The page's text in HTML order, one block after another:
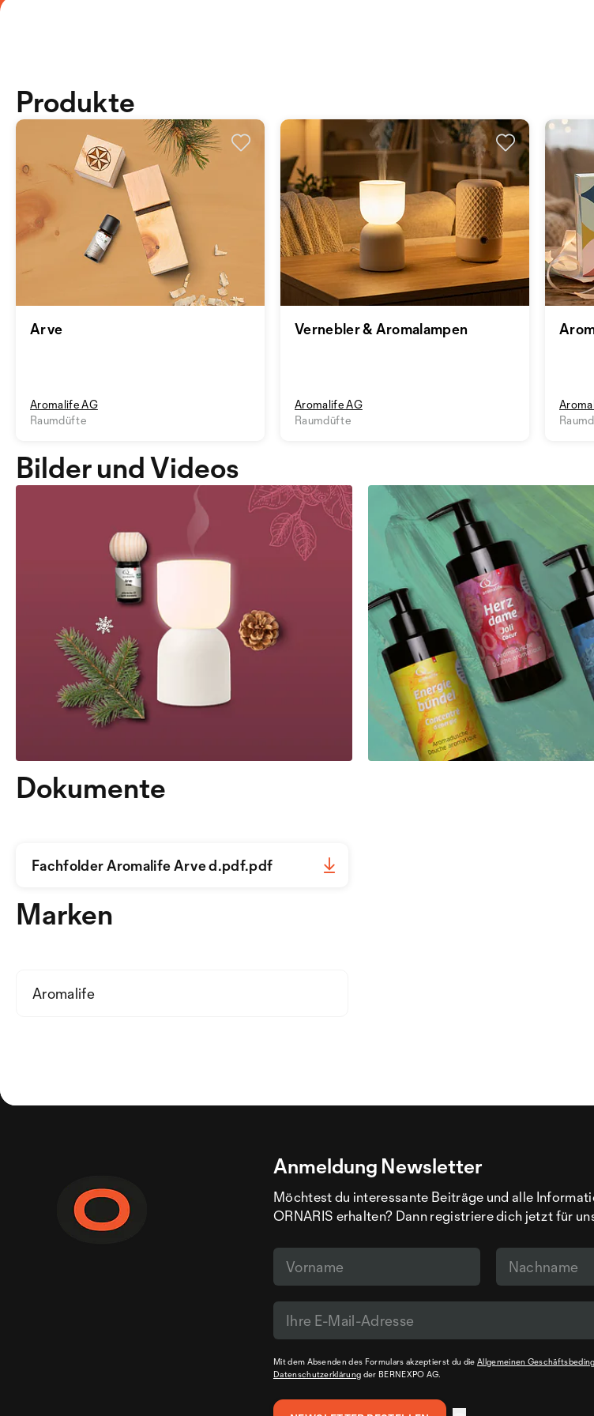
Arve
Aromalife AG
Raumdüfte
Vernebler & Aromalampen
Aromalife AG
Raumdüfte
Produkte
Bilder und Videos
Dokumente
Fachfolder Aromalife Arve d.pdf.pdf
Marken
Aromalife
Anmeldung Newsletter
Möchtest du interessante Beiträge und alle
ORNARIS erhalten? Dann registriere dich jetzt für
Mit dem Absenden des Formulars akzeptierst du die Allgemeinen
Datenschutzerklärung der BERNEXPO AG.